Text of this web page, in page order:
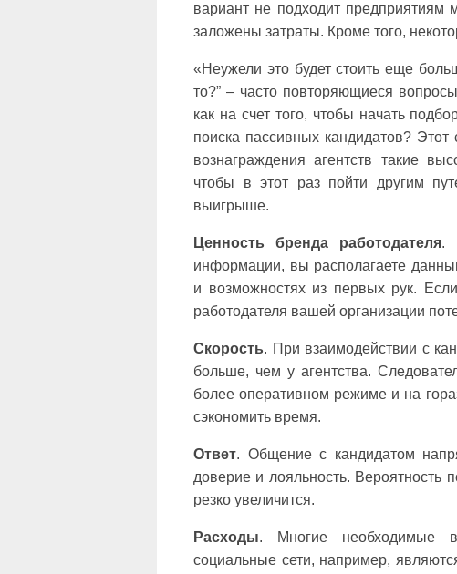
вариант не подходит предприятиям
заложены затраты. Кроме того,
«Неужели это будет стоить еще
то?” – часто повторяющиеся
как на счет того, чтобы начать
поиска пассивных кандидатов?
вознаграждения агентств такие
чтобы в этот раз пойти другим
выигрыше.
Ценность бренда работодателя.
информации, вы располагаете
и возможностях из первых рук.
работодателя вашей организации
Скорость. При взаимодействии с
больше, чем у агентства.
более оперативном режиме и на
сэкономить время.
Ответ. Общение с кандидатом
доверие и лояльность. Вероятность
резко увеличится.
Расходы. Многие необходимые
социальные сети, например,